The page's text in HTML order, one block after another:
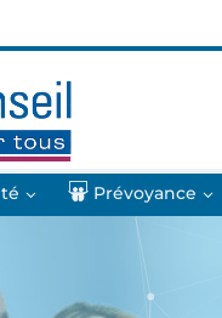
Prévoyance